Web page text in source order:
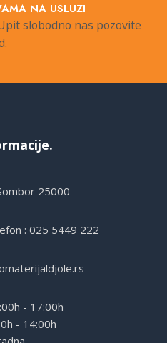
NA USLUZI
slobodno nas pozovite
25000
: 025 5449 222
- 17:00h
- 14:00h